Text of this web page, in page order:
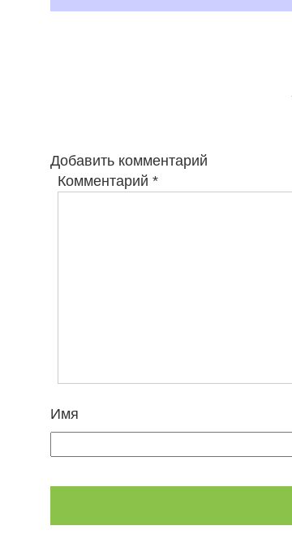
Добавить комментарий
Комментарий*
Имя